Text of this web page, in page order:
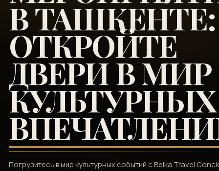
В ТАШКЕНТЕ:
ОТКРОЙТЕ
ДВЕРИ В МИР
КУЛЬТУРНЫХ
Погрузитесь в мир культурных событий с Belka Travel